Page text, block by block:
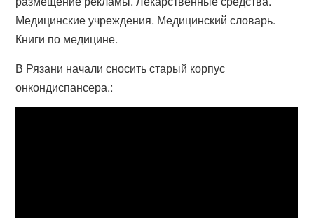
Медицинские учреждения. Медицинский словарь.
Книги по медицине.
В Рязани начали сносить старый корпус
онкондиспансера.: